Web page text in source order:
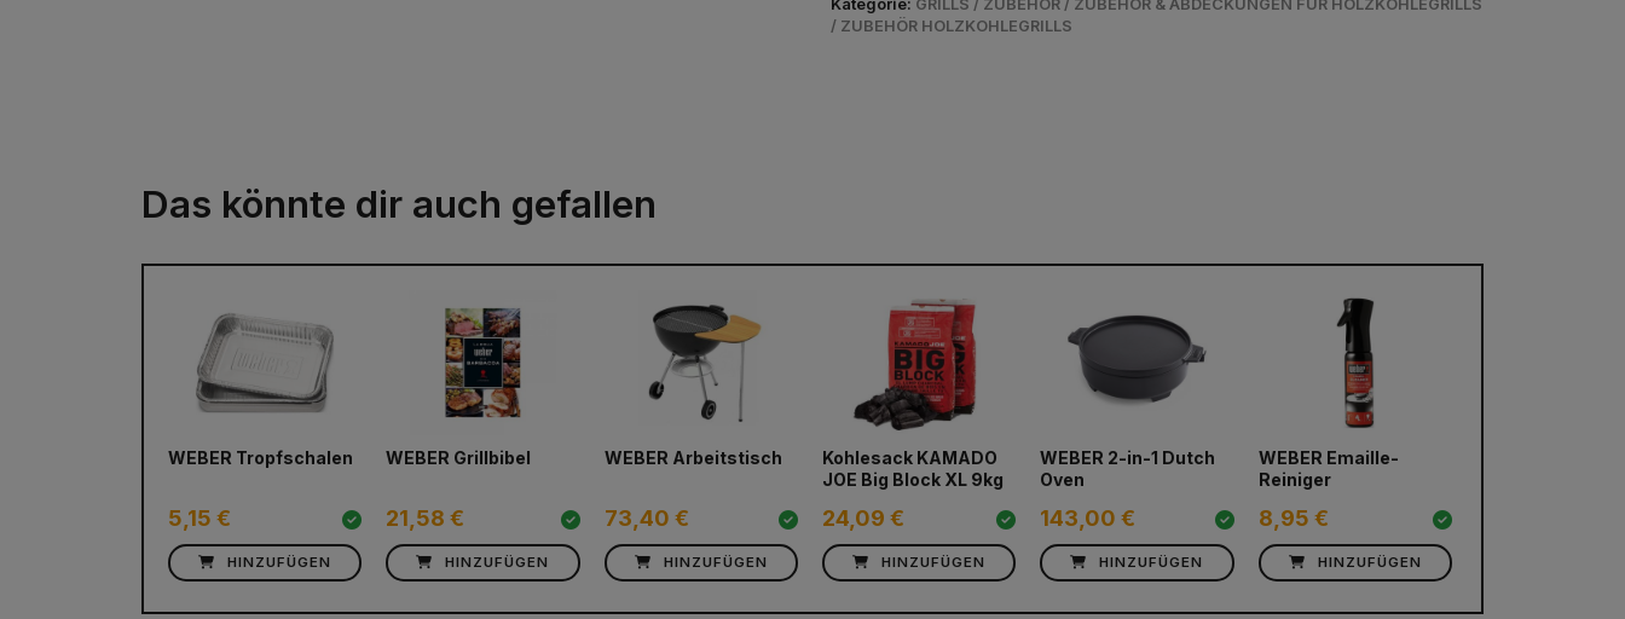
Kategorie: GRILLS / ZUBEHÖR / ZUBEHÖR & ABDECKUNGEN FÜR HOLZKOHLEGRILLS
/ ZUBEHÖR HOLZKOHLEGRILLS
Das könnte dir auch gefallen
WEBER Tropfschalen
5,15 €
HINZUFÜGEN
WEBER Grillbibel
21,58 €
HINZUFÜGEN
WEBER Arbeitstisch
73,40 €
HINZUFÜGEN
Kohlesack KAMADO
JOE Big Block XL 9kg
24,09 €
HINZUFÜGEN
WEBER 2-in-1 Dutch
Oven
143,00 €
HINZUFÜGEN
WEBER Emaille-
Reiniger
8,95 €
HINZUFÜGEN